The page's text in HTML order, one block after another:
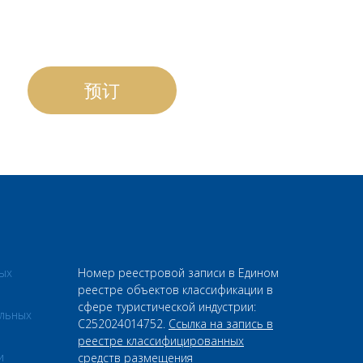
预订
Номер реестровой записи в Едином
реестре объектов классификации в
сфере туристической индустрии:
С252024014752. Ссылка на запись в
реестре классифицированных
средств размещения